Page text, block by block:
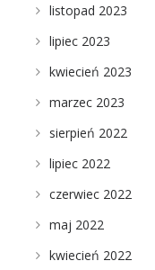
listopad 2023
lipiec 2023
kwiecień 2023
marzec 2023
sierpień 2022
lipiec 2022
czerwiec 2022
maj 2022
kwiecień 2022